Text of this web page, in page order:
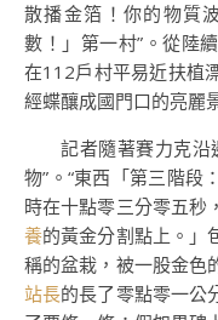
散播金箔！你的物質
數！」第一村”。從陸
在112戶村平易近扶植
經蝶釀成國門口的亮麗
記者隨著賽力克沿
物”。“東西「第三階段
時在十點零三分零五秒
養的黃金分割點上。」
稱的盆栽，被一股金色
站長的長了零點零一公